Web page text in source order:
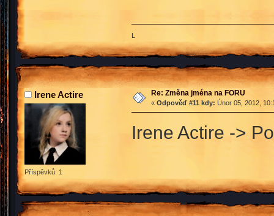
L
Irene Actire
Příspěvků: 1
Re: Změna jména na FORU
« Odpověď #11 kdy: Únor 05, 2012,
Irene Actire ->